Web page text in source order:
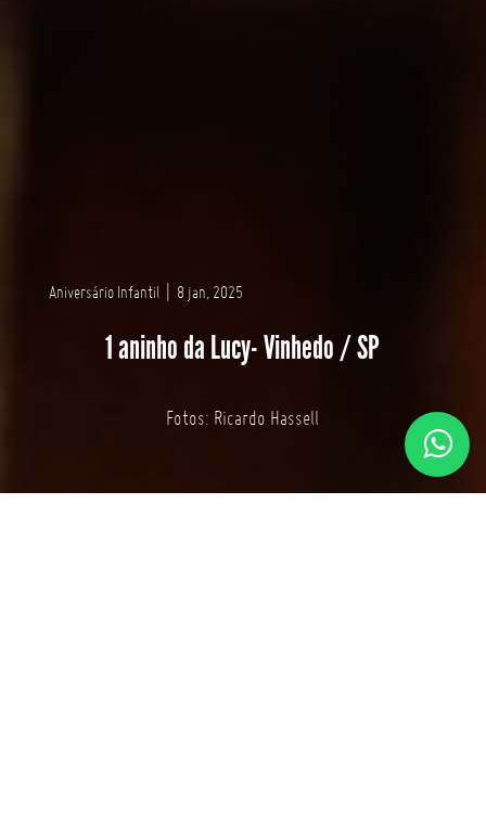
Aniversário Infantil| 8 jan, 2025
1 aninho da Lucy- Vinhedo / SP
Fotos: Ricardo Hassell